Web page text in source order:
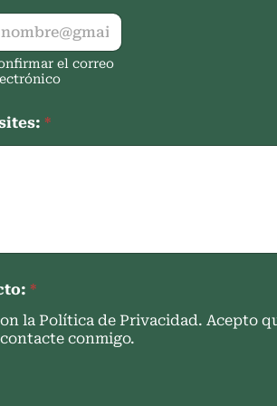
el correo
*
*
la Política de Privacidad. Acepto
conmigo.